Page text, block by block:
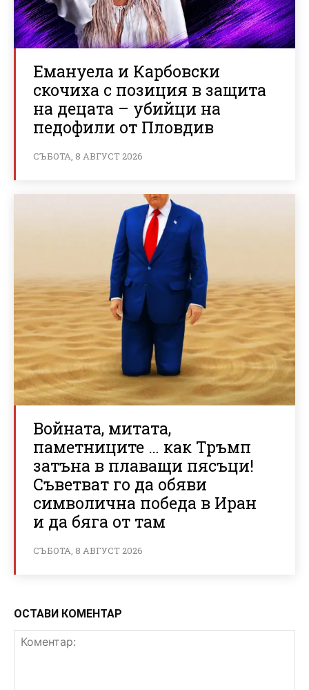
Емануела и Карбовски
скочиха с позиция в защита
на децата – убийци на
педофили от Пловдив
СЪБОТА, 8 АВГУСТ 2026
Войната, митата,
паметниците … как Тръмп
затъна в плаващи пясъци!
Съветват го да обяви
символична победа в Иран
и да бяга от там
СЪБОТА, 8 АВГУСТ 2026
ОСТАВИ КОМЕНТАР